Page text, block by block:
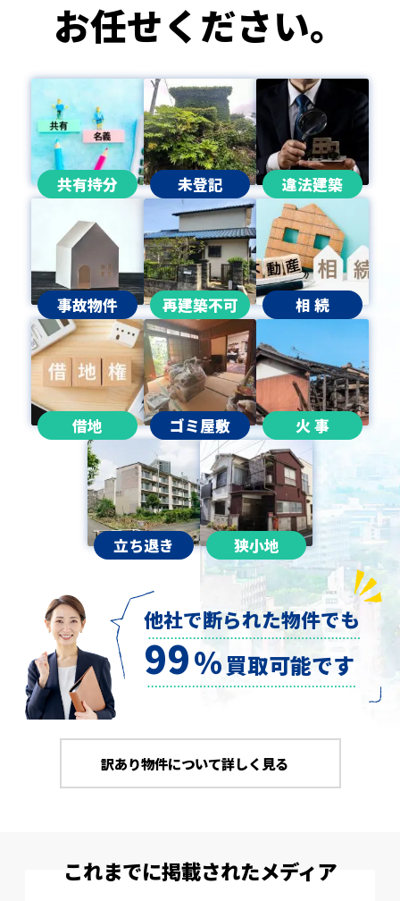
お任せください。
共有持分 未登記 違法建築
事故物件 再建築不可 相 続
借地 ゴミ屋敷 火 事
立ち退き 狭小地
他社で断られた物件でも
99％ 買取可能です
訳あり物件について詳しく見る
これまでに掲載されたメディア